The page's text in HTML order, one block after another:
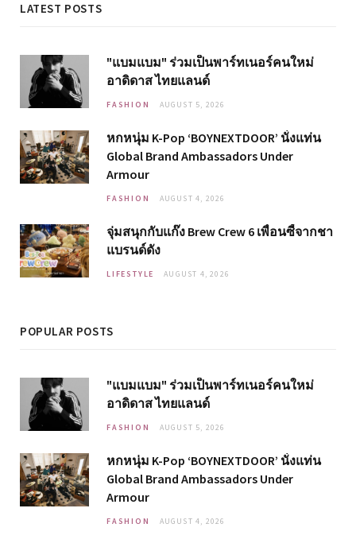
LATEST POSTS
"แบมแบม" ร่วมเป็นพาร์ทเนอร์คนใหม่
อาดิดาส ไทยแลนด์
FASHION AUGUST 5, 2026
หกหนุ่ม K-Pop ‘BOYNEXTDOOR’ นั่งแท่น
Global Brand Ambassadors Under
Armour
FASHION AUGUST 4, 2026
จุ่มสนุกกับแก๊ง Brew Crew 6 เพื่อนซี้จากชา
แบรนด์ดัง
LIFESTYLE AUGUST 4, 2026
POPULAR POSTS
"แบมแบม" ร่วมเป็นพาร์ทเนอร์คนใหม่
อาดิดาส ไทยแลนด์
FASHION AUGUST 5, 2026
หกหนุ่ม K-Pop ‘BOYNEXTDOOR’ นั่งแท่น
Global Brand Ambassadors Under
Armour
FASHION AUGUST 4, 2026